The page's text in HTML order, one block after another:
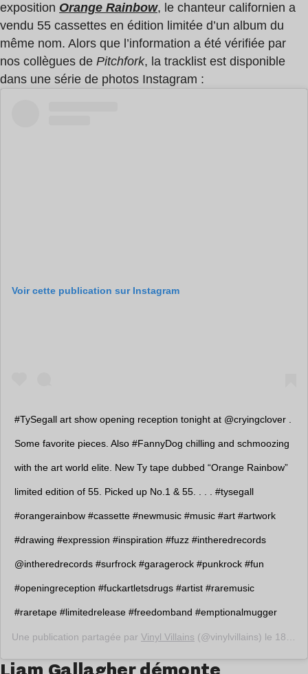
exposition Orange Rainbow, le chanteur californien a
vendu 55 cassettes en édition limitée d’un album du
même nom. Alors que l’information a été vérifiée par
nos collègues de Pitchfork, la tracklist est disponible
dans une série de photos Instagram :
Voir cette publication sur Instagram
#TySegall art show opening reception tonight at @cryingclover .
Some favorite pieces. Also #FannyDog chilling and schmoozing
with the art world elite. New Ty tape dubbed “Orange Rainbow”
limited edition of 55. Picked up No.1 & 55. . . . #tysegall
#orangerainbow #cassette #newmusic #music #art #artwork
#drawing #expression #inspiration #fuzz #intheredrecords
@intheredrecords #surfrock #garagerock #punkrock #fun
#openingreception #fuckartletsdrugs #artist #raremusic
#raretape #limitedrelease #freedomband #emptionalmugger
Une publication partagée par Vinyl Villains (@vinylvillains) le 18 Oct. 2018 à 11 :56 PDT
Liam Gallagher démonte